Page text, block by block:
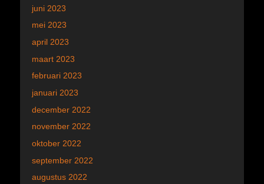
juni 2023
mei 2023
april 2023
maart 2023
februari 2023
januari 2023
december 2022
november 2022
oktober 2022
september 2022
augustus 2022